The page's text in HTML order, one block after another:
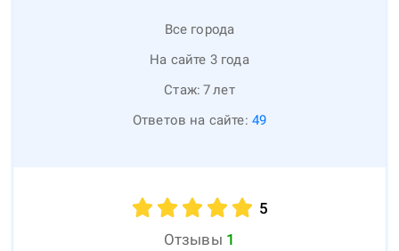
Все города
На сайте 3 года
Стаж: 7лет
Ответов на сайте: 49
5
Отзывы 1